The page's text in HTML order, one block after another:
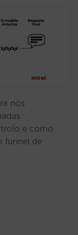
nos
e como
funnel de